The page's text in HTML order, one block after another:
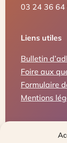
03 24 36 64
Liens utiles
Bulletin
Foire aux
Formulaire
Mentions